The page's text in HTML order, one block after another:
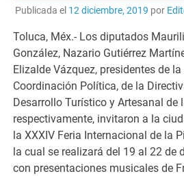
Publicada el 12 diciembre, 2019 por
Toluca, Méx.- Los diputados
González, Nazario Gutiérrez
Elizalde Vázquez, presidentes de
Coordinación Política, de la
Desarrollo Turístico y Artesanal de
respectivamente, invitaron a la
la XXXIV Feria Internacional de la
la cual se realizará del 19 al 22 de
con presentaciones musicales de